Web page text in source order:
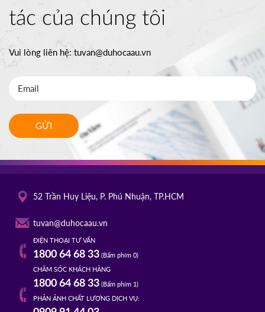
tác của chúng tôi
Vui lòng liên hệ:tuvan@duhocaau.vn
GỬI
52 Trần Huy Liệu, P. Phú Nhuận, TP.HCM
tuvan@duhocaau.vn
ĐIỆN THOẠI TƯ VẤN
1800 64 68 33(Bấm phím 0)
CHĂM SÓC KHÁCH HÀNG
1800 64 68 33(Bấm phím 1)
PHẢN ÁNH CHẤT LƯỢNG DỊCH VỤ: